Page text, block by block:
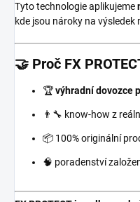
Tyto technologie aplikujeme
kde jsou nároky na výsledek
🤝 Proč FX
🏆výhradní dovozce
👨‍🔧 know-how z
📦 100% originální
🧠 poradenství